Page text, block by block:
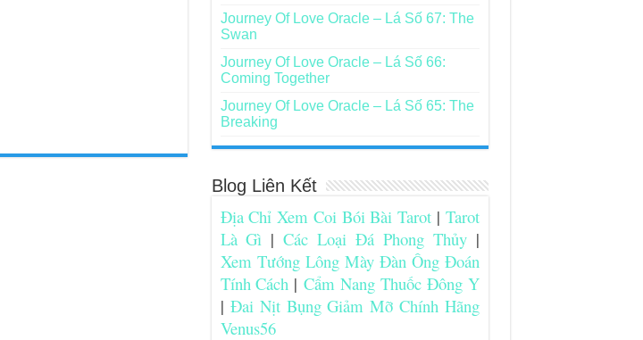
Journey Of Love Oracle – Lá Số 67: The
Swan
Journey Of Love Oracle – Lá Số 66:
Coming Together
Journey Of Love Oracle – Lá Số 65: The
Breaking
Blog Liên Kết
Địa Chỉ Xem Coi Bói Bài Tarot | Tarot
Là Gì |Các Loại Đá Phong Thủy|
Xem Tướng Lông Mày Đàn Ông Đoán
Tính Cách |Cẩm Nang Thuốc Đông Y
|Đai Nịt Bụng Giảm Mỡ Chính Hãng
Venus56